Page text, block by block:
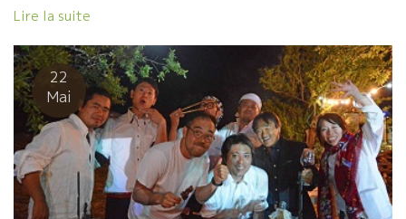
る。 そうSouliéスリエ醸造である。現当主はレミー・スリエ氏。
１００年前まではサンソー品種などが主力品種だった。 乾燥して
南仏の強烈で過酷な太陽の元でも軽快で涼しい果汁出してくれる
特別な品種だった。 １００年前はこの地方では、アルコール度数
8～10度ぐらい。ワインでグイグイ飲めるスタイルのワインだっ
た。 水道水がなかった当時では、水代わりに一日に何リットルも
飲んでいた時代だった。 そんな村で、レミー・スリエ氏の協力を
えて、日本向けの特別Cuvéeワインを造ってもらった。 それが。
Cuvée Bouキューヴェ・ブーである。サンソー１００％のワイン
である。 切っ掛けとなったのは、１０年前、東京のオザミ・
Lire la suite
22
Mai